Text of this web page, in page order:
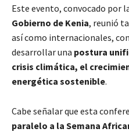
Este evento, convocado por
Gobierno de Kenia, reunió
así como internacionales,
desarrollar una postura
crisis climática, el
energética sostenible.
Cabe señalar que esta
paralelo a la Semana